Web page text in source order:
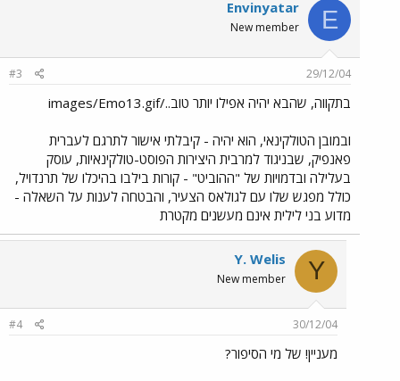
E
Envinyatar
New member
29/12/04
#3
בתקווה, שהבא יהיה אפילו יותר טוב../images/Emo13.gif
ובמובן הטולקינאי, הוא יהיה - קיבלתי אישור לתרגם לעברית
פאנפיק, שבניגוד למרבית היצירות הפוסט-טולקינאיות, עוסק
בעלילה ובדמויות של "ההוביט" - קורות בילבו בהיכלו של תרנדויל,
כולל מפגש שלו עם לגולאס הצעיר, והבטחה לענות על השאלה -
מדוע בני לילית אינם מעשנים מקטרת
Y
Y. Welis
New member
30/12/04
#4
מעניין! של מי הסיפור?